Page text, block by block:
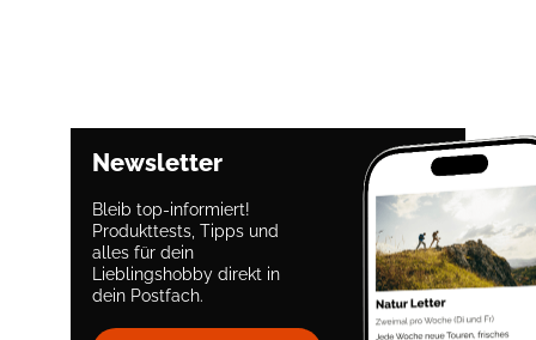
Newsletter
Bleib top-informiert!
Produkttests, Tipps und
alles für dein
Lieblingshobby direkt in
dein Postfach.